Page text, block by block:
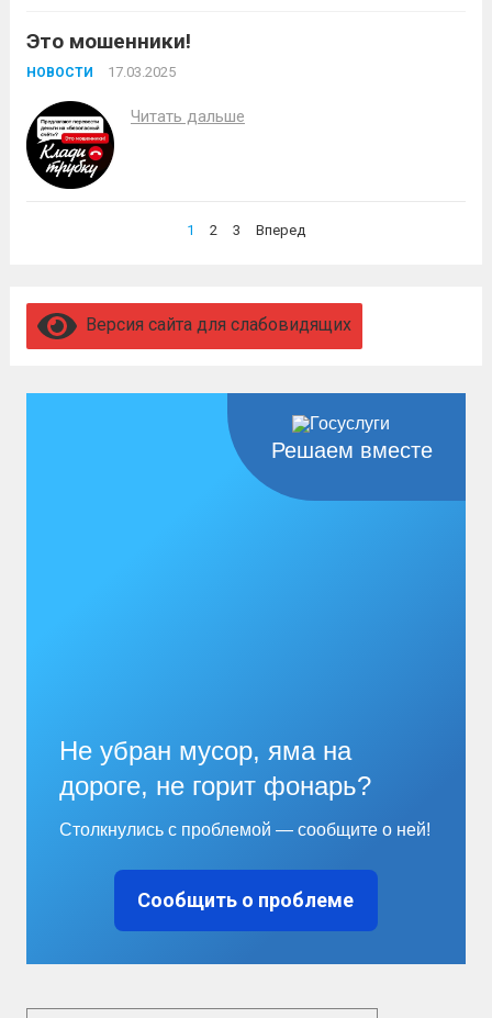
Это мошенники!
НОВОСТИ 17.03.2025
Читать дальше
1 2 3 Вперед
Версия сайта для слабовидящих
Решаем вместе
Не убран мусор, яма на
дороге, не горит фонарь?
Столкнулись с проблемой — сообщите о ней!
Сообщить о проблеме